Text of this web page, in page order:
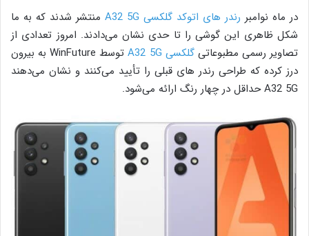
در ماه نوامبر رندر های اتوکد گلکسی A32 5G
منتشر شدند که به ما
شکل ظاهری این گوشی را تا حدی نشان می‌دادند. امروز تعدادی از
تصاویر رسمی مطبوعاتیگلکسی A32 5G
توسط WinFuture به بیرون
درز کرده که طراحی رندر های قبلی را تأیید می‌کنند و نشان می‌دهند
A32 5G حداقل در چهار رنگ ارائه می‌شود.